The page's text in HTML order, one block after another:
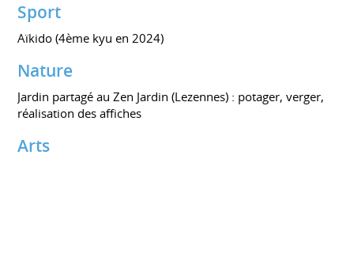
Sport
Aïkido (4ème kyu en 2024)
Nature
Jardin partagé au Zen Jardin (Lezennes) : potager, verger,
réalisation des affiches
Arts